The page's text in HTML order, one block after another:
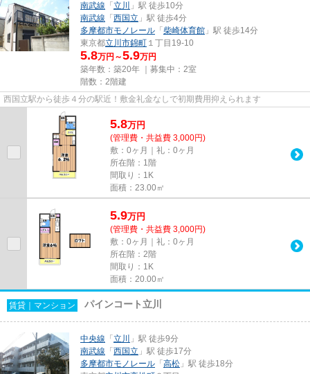
南武線 「立川
」駅 徒歩10分
南武線 「西国立 」駅 徒歩4分
多摩都市モノレール 「柴崎体育館 」駅 徒歩14分
東京都立川市錦町 １丁目19-10
5.8万円～5.9万円
築年数：築20年 ｜募集中： 2室
階数：2階建
西国立駅から徒歩４分の駅近！敷金礼金なしで初期費用抑えられます
5.8万円
(管理費・共益費 3,000円)
敷：0ヶ月｜礼：0ヶ月
所在階：1階
間取り：1K
面積：23.00㎡
5.9万円
(管理費・共益費 3,000円)
敷：0ヶ月｜礼：0ヶ月
所在階：2階
間取り：1K
面積：20.00㎡
賃貸｜マンション パインコート立川
中央線 「立川
」駅 徒歩9分
南武線 「西国立 」駅 徒歩17分
多摩都市モノレール 「高松 」駅 徒歩18分